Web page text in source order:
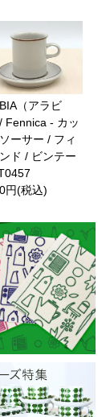
（アラビ
Fennica - カッ
ーサー / フィ
ド / ビンテー
円(税込)